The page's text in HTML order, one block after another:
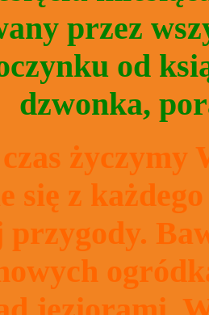
przez
od
dzwonka,
życzymy
się z
przygody.